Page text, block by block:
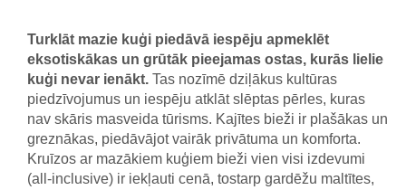
Turklāt mazie kuģi piedāvā iespēju apmeklēt
eksotiskākas un grūtāk pieejamas ostas, kurās lielie
kuģi nevar ienākt. Tas nozīmē dziļākus kultūras
piedzīvojumus un iespēju atklāt slēptas pērles, kuras
nav skāris masveida tūrisms. Kajītes bieži ir plašākas un
greznākas, piedāvājot vairāk privātuma un komforta.
Kruīzos ar mazākiem kuģiem bieži vien visi izdevumi
(all-inclusive) ir iekļauti cenā, tostarp gardēžu maltītes,